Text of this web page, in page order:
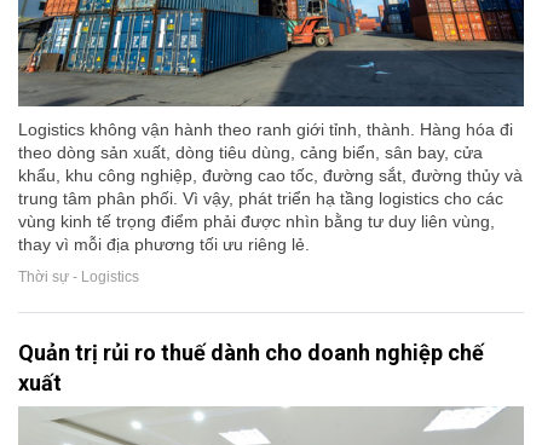
Logistics không vận hành theo ranh giới tỉnh, thành. Hàng hóa đi
theo dòng sản xuất, dòng tiêu dùng, cảng biển, sân bay, cửa
khẩu, khu công nghiệp, đường cao tốc, đường sắt, đường thủy và
trung tâm phân phối. Vì vậy, phát triển hạ tầng logistics cho các
vùng kinh tế trọng điểm phải được nhìn bằng tư duy liên vùng,
thay vì mỗi địa phương tối ưu riêng lẻ.
Thời sự - Logistics
Quản trị rủi ro thuế dành cho doanh nghiệp chế
xuất